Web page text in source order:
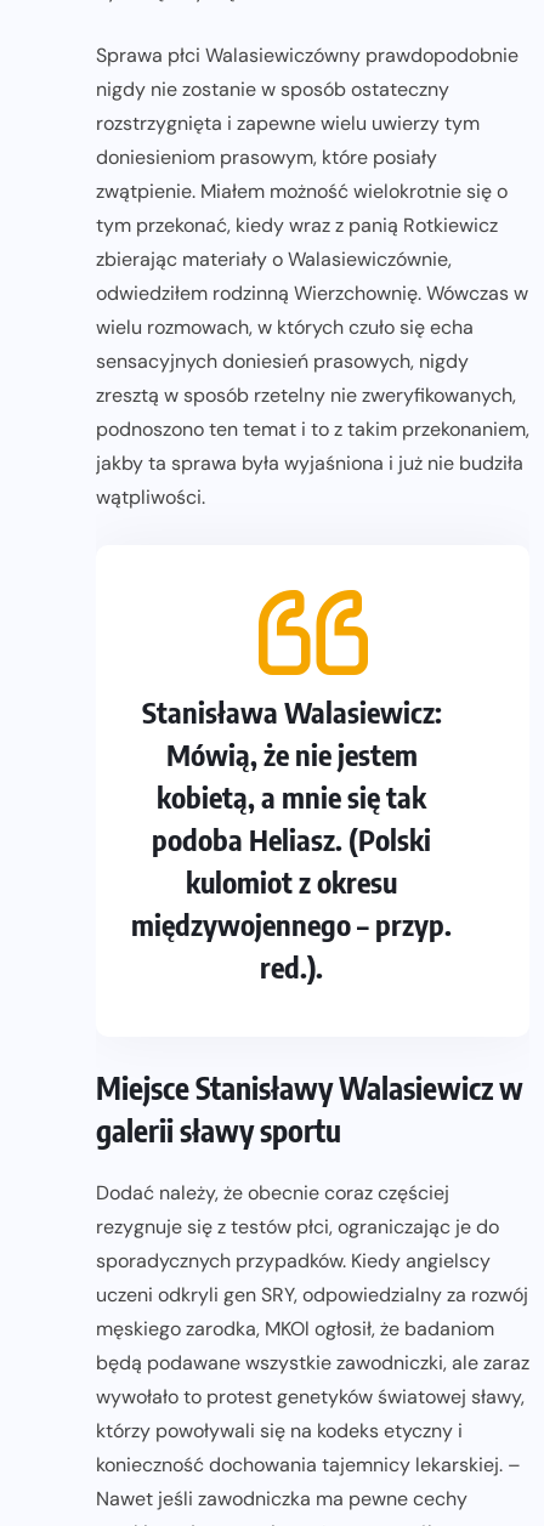
Sprawa płci Walasiewiczówny prawdopodobnie
nigdy nie zostanie w sposób ostateczny
rozstrzygnięta i zapewne wielu uwierzy tym
doniesieniom prasowym, które posiały
zwątpienie. Miałem możność wielokrotnie się o
tym przekonać, kiedy wraz z panią Rotkiewicz
zbierając materiały o Walasiewiczównie,
odwiedziłem rodzinną Wierzchownię. Wówczas w
wielu rozmowach, w których czuło się echa
sensacyjnych doniesień prasowych, nigdy
zresztą w sposób rzetelny nie zweryfikowanych,
podnoszono ten temat i to z takim przekonaniem,
jakby ta sprawa była wyjaśniona i już nie budziła
wątpliwości.
Stanisława Walasiewicz:
Mówią, że nie jestem
kobietą, a mnie się tak
podoba Heliasz. (Polski
kulomiot z okresu
międzywojennego – przyp.
red.).
Miejsce Stanisławy Walasiewicz w
galerii sławy sportu
Dodać należy, że obecnie coraz częściej
rezygnuje się z testów płci, ograniczając je do
sporadycznych przypadków. Kiedy angielscy
uczeni odkryli gen SRY, odpowiedzialny za rozwój
męskiego zarodka, MKOl ogłosił, że badaniom
będą podawane wszystkie zawodniczki, ale zaraz
wywołało to protest genetyków światowej sławy,
którzy powoływali się na kodeks etyczny i
konieczność dochowania tajemnicy lekarskiej. –
Nawet jeśli zawodniczka ma pewne cechy